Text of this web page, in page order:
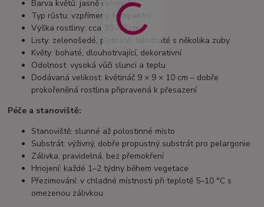
Barva květů: jasně červená
Typ růstu: vzpřímený, kompaktní
Výška rostliny: cca 30–40 cm
Listy: zelenošedé, plstnaté, laločnaté s několika zuby
Květy: bohaté, dlouhotrvající, dekorativní
Odolnost: vysoká vůči slunci a teplu
Dodávaná velikost: květináč 9 × 9 × 10 cm – dobře
prokořeněná rostlina připravená k přesazení
Péče a stanoviště:
Stanoviště: slunné až polostinné místo
Substrát: výživný, dobře propustný substrát pro pelargonie
Zálivka: pravidelná, bez přemokření
Hnojení: každé 1–2 týdny během vegetace
Přezimování: v chladné místnosti při teplotě 5–10 °C s
omezenou zálivkou